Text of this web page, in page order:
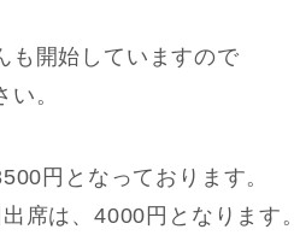
も開始していますので
。
円となっております。
席は、4000円となります。